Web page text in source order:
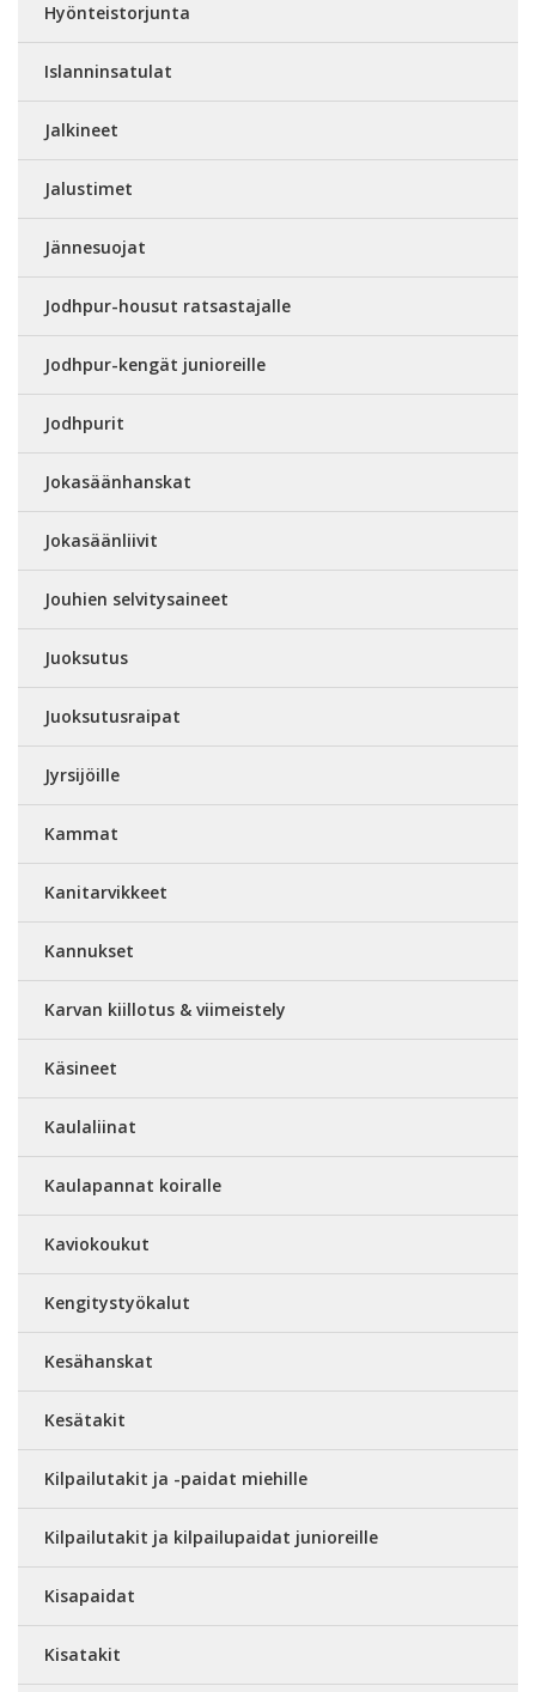
Hyönteistorjunta
Islanninsatulat
Jalkineet
Jalustimet
Jännesuojat
Jodhpur-housut ratsastajalle
Jodhpur-kengät junioreille
Jodhpurit
Jokasäänhanskat
Jokasäänliivit
Jouhien selvitysaineet
Juoksutus
Juoksutusraipat
Jyrsijöille
Kammat
Kanitarvikkeet
Kannukset
Karvan kiillotus & viimeistely
Käsineet
Kaulaliinat
Kaulapannat koiralle
Kaviokoukut
Kengitystyökalut
Kesähanskat
Kesätakit
Kilpailutakit ja -paidat miehille
Kilpailutakit ja kilpailupaidat junioreille
Kisapaidat
Kisatakit